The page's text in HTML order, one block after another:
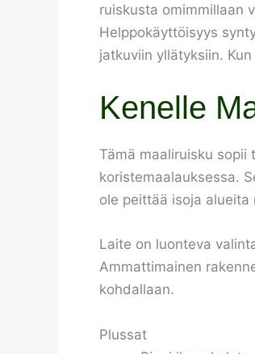
ruiskusta omimmillaan
Helppokäyttöisyys
jatkuviin yllätyksiin.
Kenelle
Tämä maaliruisku
koristemaalauksessa.
ole peittää isoja alueita
Laite on luonteva
Ammattimainen
kohdallaan.
Plussat